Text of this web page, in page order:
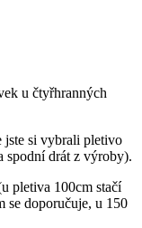
u čtyřhranných
jste si vybrali pletivo
spodní drát z výroby).
pletiva 100cm stačí
se doporučuje, u 150